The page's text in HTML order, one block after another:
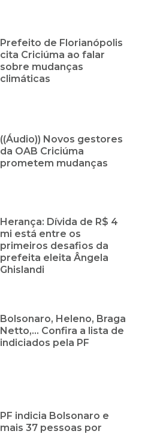
Prefeito de Florianópolis
cita Criciúma ao falar
sobre mudanças
climáticas
((Áudio)) Novos gestores
da OAB Criciúma
prometem mudanças
Herança: Dívida de R$ 4
mi está entre os
primeiros desafios da
prefeita eleita Ângela
Ghislandi
Bolsonaro, Heleno, Braga
Netto,... Confira a lista de
indiciados pela PF
PF indicia Bolsonaro e
mais 37 pessoas por